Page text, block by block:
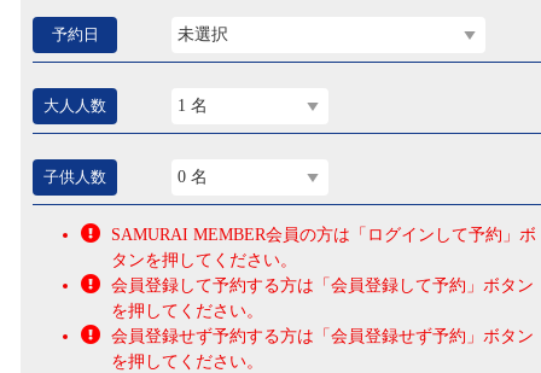
予約日 未選択
大人人数 1 名
子供人数 0 名
SAMURAI MEMBER会員の方は「ログインして予約」ボ
タンを押してください。
会員登録して予約する方は「会員登録して予約」ボタン
を押してください。
会員登録せず予約する方は「会員登録せず予約」ボタン
を押してください。